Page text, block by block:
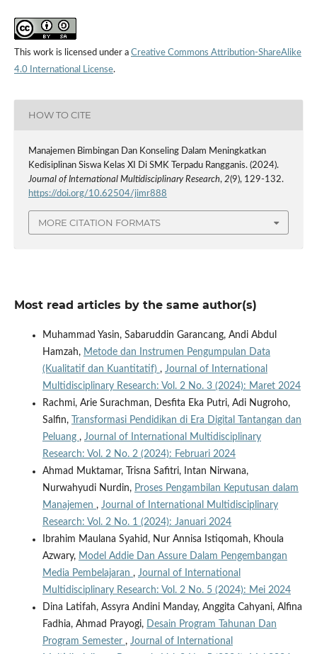
This work is licensed under a Creative Commons Attribution-ShareAlike
4.0 International License.
HOW TO CITE
Manajemen Bimbingan Dan Konseling Dalam Meningkatkan
Kedisiplinan Siswa Kelas XI Di SMK Terpadu Rangganis. (2024).
Journal of International Multidisciplinary Research, 2(9), 129-132.
https://doi.org/10.62504/jimr888
MORE CITATION FORMATS
Most read articles by the same author(s)
Muhammad Yasin, Sabaruddin Garancang, Andi Abdul
Hamzah, Metode dan Instrumen Pengumpulan Data
(Kualitatif dan Kuantitatif) , Journal of International
Multidisciplinary Research: Vol. 2 No. 3 (2024): Maret 2024
Rachmi, Arie Surachman, Desfita Eka Putri, Adi Nugroho,
Salfin,
Transformasi Pendidikan di Era Digital Tantangan dan
Peluang , Journal of International Multidisciplinary
Research: Vol. 2 No. 2 (2024): Februari 2024
Ahmad Muktamar, Trisna Safitri, Intan Nirwana,
Nurwahyudi Nurdin, Proses Pengambilan Keputusan dalam
Manajemen , Journal of International Multidisciplinary
Research: Vol. 2 No. 1 (2024): Januari 2024
Ibrahim Maulana Syahid, Nur Annisa Istiqomah, Khoula
Azwary, Model Addie Dan Assure Dalam Pengembangan
Media Pembelajaran , Journal of International
Multidisciplinary Research: Vol. 2 No. 5 (2024): Mei 2024
Dina Latifah, Assyra Andini Manday, Anggita Cahyani, Alfina
Fadhia, Ahmad Prayogi, Desain Program Tahunan Dan
Program Semester , Journal of International